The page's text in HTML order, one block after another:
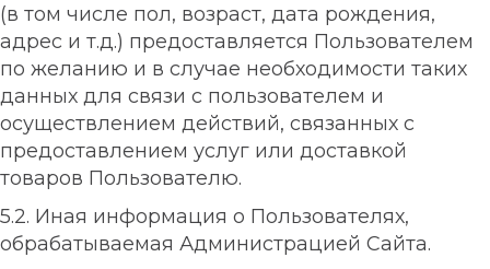
(в том числе пол, возраст, дата рождения,
адрес и т.д.) предоставляется Пользователем
по желанию и в случае необходимости таких
данных для связи с пользователем и
осуществлением действий, связанных с
предоставлением услуг или доставкой
товаров Пользователю.
5.2. Иная информация о Пользователях,
обрабатываемая Администрацией Сайта.